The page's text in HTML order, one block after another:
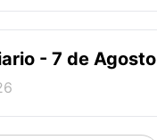
- 7 de Agosto